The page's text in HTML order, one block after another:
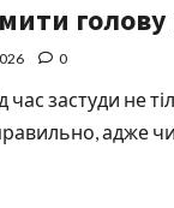
голову
0
час застуди не
адже